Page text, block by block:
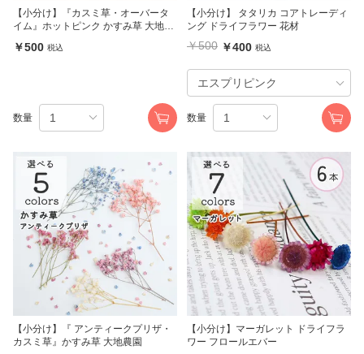
【小分け】『カスミ草・オーバータ
イム』ホットピンク かすみ草 大地農
￥500 税込
数量
【小分け】 タタリカ コアトレーディ
ング ドライフラワー 花材
￥500 ￥400 税込
数量
【小分け】『 アンティークプリザ・
カスミ草』かすみ草 大地農園
【小分け】マーガレット ドライフラ
ワー フロールエバー